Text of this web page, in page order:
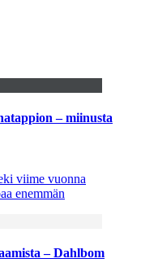
– miinusta
viime vuonna
enemmän
– Dahlbom